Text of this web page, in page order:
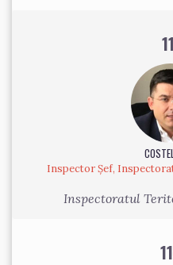
Inspector Șef,
Inspectoratul